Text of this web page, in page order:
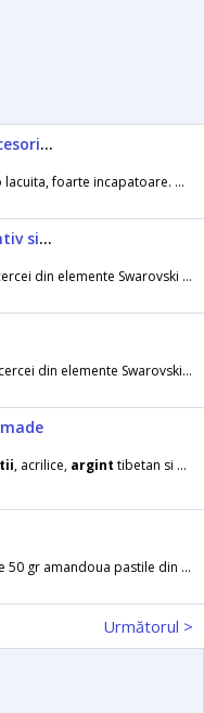
Genti Chanel Maxy, accesorii argintii
Genti Chanel Maxy, piele eco lacuita, foarte incapatoare. Disponibila si pe varianta mat si pe alte culori. Pt detalii apelati nr de tel afisat.
Set format din pandantiv si cercei
Set format din pandantiv si cercei din elemente Swarovski verzi si
Set format din pandantivi si cercei din elemente Swarovski galben si
, acrilice, argint tibetan si
50 gr amandoua pastile din
Următorul >